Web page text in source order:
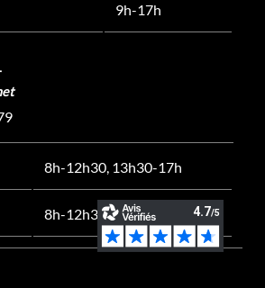
9h-17h
8h-12h30, 13h30-17h
8h-12h30, 13h30-16h